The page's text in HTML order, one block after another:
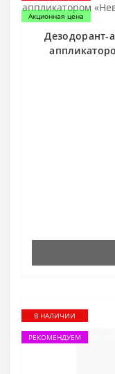
Акционная цена
Дезодорант-
В НАЛИЧИИ
РЕКОМЕНДУЕМ